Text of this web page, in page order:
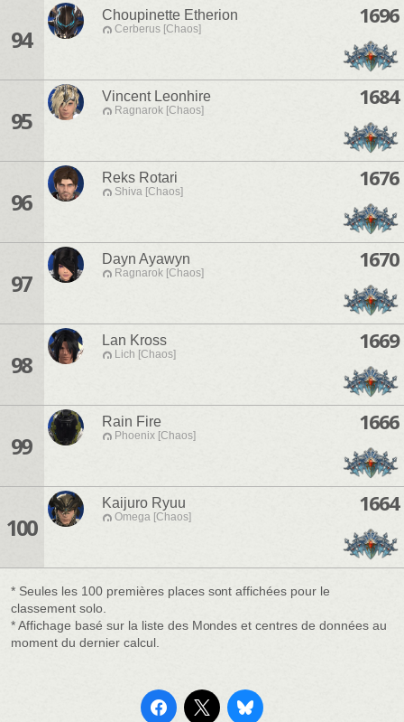
94
Choupinette Etherion
Cerberus [Chaos]
1696
95
Vincent Leonhire
Ragnarok [Chaos]
1684
96
Reks Rotari
Shiva [Chaos]
1676
97
Dayn Ayawyn
Ragnarok [Chaos]
1670
98
Lan Kross
Lich [Chaos]
1669
99
Rain Fire
Phoenix [Chaos]
1666
100
Kaijuro Ryuu
Omega [Chaos]
1664
* Seules les 100 premières places sont affichées pour le
classement solo.
* Affichage basé sur la liste des Mondes et centres de données au
moment du dernier calcul.